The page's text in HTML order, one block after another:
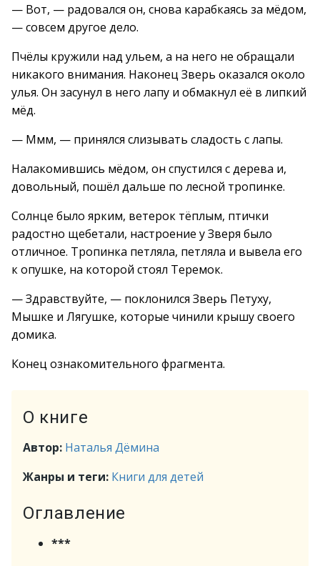
— Вот, — радовался он, снова карабкаясь за мёдом,
— совсем другое дело.
Пчёлы кружили над ульем, а на него не обращали
никакого внимания. Наконец Зверь оказался около
улья. Он засунул в него лапу и обмакнул её в липкий
мёд.
— Ммм, — принялся слизывать сладость с лапы.
Налакомившись мёдом, он спустился с дерева и,
довольный, пошёл дальше по лесной тропинке.
Солнце было ярким, ветерок тёплым, птички
радостно щебетали, настроение у Зверя было
отличное. Тропинка петляла, петляла и вывела его
к опушке, на которой стоял Теремок.
— Здравствуйте, — поклонился Зверь Петуху,
Мышке и Лягушке, которые чинили крышу своего
домика.
Конец ознакомительного фрагмента.
О книге
Автор: Наталья Дёмина
Жанры и теги: Книги для детей
Оглавление
***